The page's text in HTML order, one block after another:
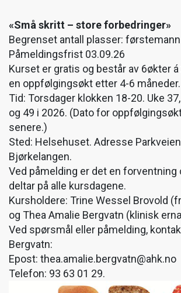
«Små skritt – store forbedringer»
Begrenset antall plasser:
Påmeldingsfrist 03.09.26
Kurset er gratis og består av 6økter
en oppfølgingsøkt etter 4-6 måneder.
Tid: Torsdager klokken 18-20. Uke
og 49 i 2026. (Dato for
senere.)
Sted: Helsehuset. Adresse
Bjørkelangen.
Ved påmelding er det en forventning
deltar på alle kursdagene.
Kursholdere: Trine Wessel Brovold
og Thea Amalie Bergvatn (klinisk
Ved spørsmål eller påmelding,
Bergvatn:
Epost: thea.amalie.bergvatn@ahk.no
Telefon: 93 63 01 29.